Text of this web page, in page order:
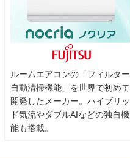
ルームエアコンの「フィルター
自動清掃機能」を世界で初めて
開発したメーカー。ハイブリッ
ド気流やダブルAIなどの独自機
能も搭載。